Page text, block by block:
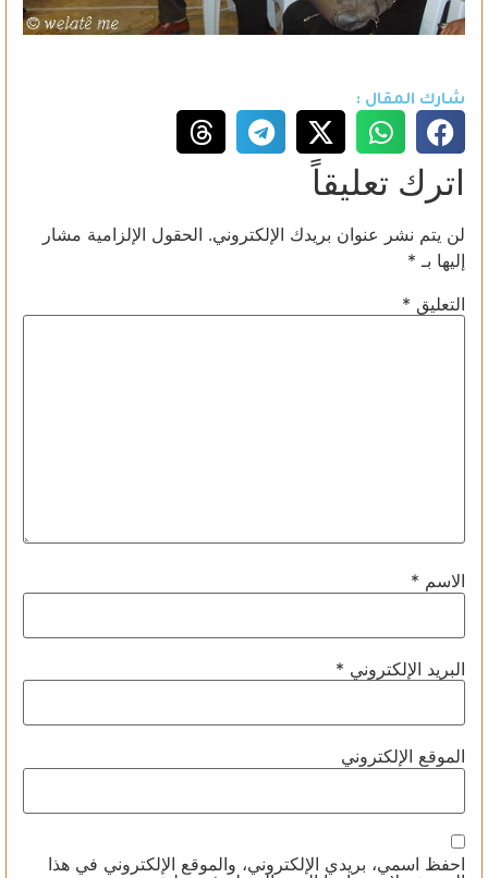
شارك المقال :
اترك تعليقاً
لن يتم نشر عنوان بريدك الإلكتروني. الحقول الإلزامية مشار
إليها بـ *
التعليق *
الاسم *
البريد الإلكتروني *
الموقع الإلكتروني
احفظ اسمي، بريدي الإلكتروني، والموقع الإلكتروني في هذا